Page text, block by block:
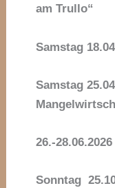
am Trullo“
Samstag
Samstag
26.-
Sonntag